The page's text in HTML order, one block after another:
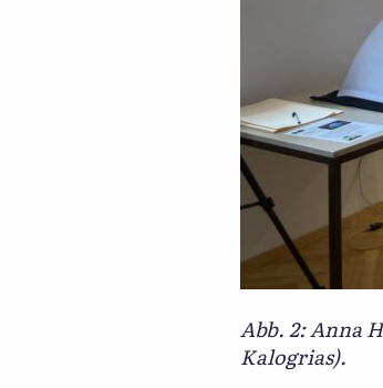
Abb. 2: Anna
Kalogrias).